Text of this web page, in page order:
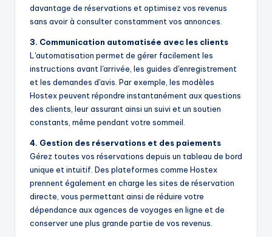
davantage de réservations et optimisez vos revenus
sans avoir à consulter constamment vos annonces.
3. Communication automatisée avec les clients
L'automatisation permet de gérer facilement les
instructions avant l'arrivée, les guides d'enregistrement
et les demandes d'avis. Par exemple, les modèles
Hostex peuvent répondre instantanément aux questions
des clients, leur assurant ainsi un suivi et un soutien
constants, même pendant votre sommeil.
4. Gestion des réservations et des paiements
Gérez toutes vos réservations depuis un tableau de bord
unique et intuitif. Des plateformes comme Hostex
prennent également en charge les sites de réservation
directe, vous permettant ainsi de réduire votre
dépendance aux agences de voyages en ligne et de
conserver une plus grande partie de vos revenus.